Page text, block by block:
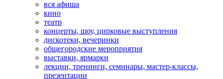
вся афиша
кино
театр
концерты, шоу, цирковые выступления
дискотеки, вечеринки
общегородские мероприятия
выставки, ярмарки
лекции, тренинги, семинары, мастер-классы,
презентации